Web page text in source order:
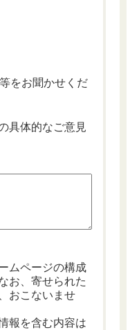
をお聞かせくだ
具体的なご意見
ムページの構成
お、寄せられた
おこないませ
報を含む内容は